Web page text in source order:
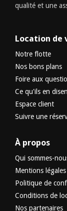
qualité et une
Location de
Notre flotte
Nos bons plans
Foire aux
Ce qu'ils en
Espace client
Suivre une
À propos
Qui sommes-
Mentions légales
Politique de
Conditions de
Nos partenaires